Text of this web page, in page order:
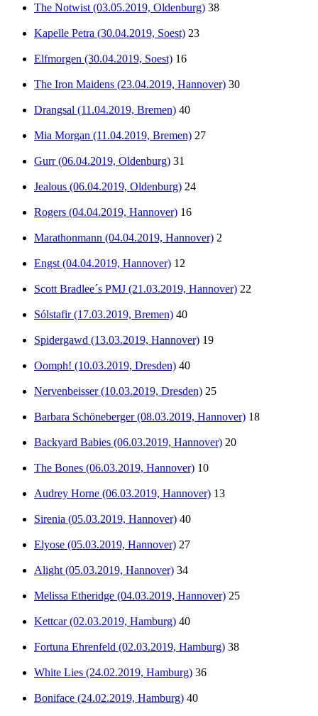
The Notwist (03.05.2019, Oldenburg) 38
Kapelle Petra (30.04.2019, Soest) 23
Elfmorgen (30.04.2019, Soest) 16
The Iron Maidens (23.04.2019, Hannover) 30
Drangsal (11.04.2019, Bremen) 40
Mia Morgan (11.04.2019, Bremen) 27
Gurr (06.04.2019, Oldenburg) 31
Jealous (06.04.2019, Oldenburg) 24
Rogers (04.04.2019, Hannover) 16
Marathonmann (04.04.2019, Hannover) 2
Engst (04.04.2019, Hannover) 12
Scott Bradlee´s PMJ (21.03.2019, Hannover) 22
Sólstafir (17.03.2019, Bremen) 40
Spidergawd (13.03.2019, Hannover) 19
Oomph! (10.03.2019, Dresden) 40
Nervenbeisser (10.03.2019, Dresden) 25
Barbara Schöneberger (08.03.2019, Hannover) 18
Backyard Babies (06.03.2019, Hannover) 20
The Bones (06.03.2019, Hannover) 10
Audrey Horne (06.03.2019, Hannover) 13
Sirenia (05.03.2019, Hannover) 40
Elyose (05.03.2019, Hannover) 27
Alight (05.03.2019, Hannover) 34
Melissa Etheridge (04.03.2019, Hannover) 25
Kettcar (02.03.2019, Hamburg) 40
Fortuna Ehrenfeld (02.03.2019, Hamburg) 38
White Lies (24.02.2019, Hamburg) 36
Boniface (24.02.2019, Hamburg) 40